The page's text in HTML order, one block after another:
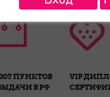
ПУНКТОВ
В РФ
VIP